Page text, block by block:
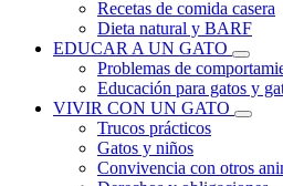
Recetas de comida casera
Dieta natural y BARF
EDUCAR A UN GATO
Problemas de
Educación para gatos y
VIVIR CON UN GATO
Trucos prácticos
Gatos y niños
Convivencia con otros